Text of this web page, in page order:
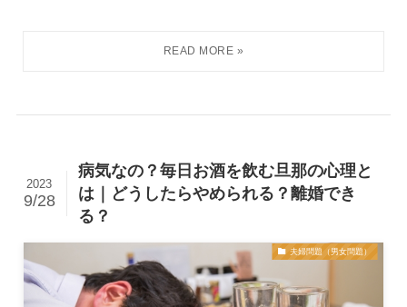
病気なの？毎日お酒を飲む旦那の心理と
は｜どうしたらやめられる？離婚でき
る？
2023
9/28
夫婦問題（男女問題）